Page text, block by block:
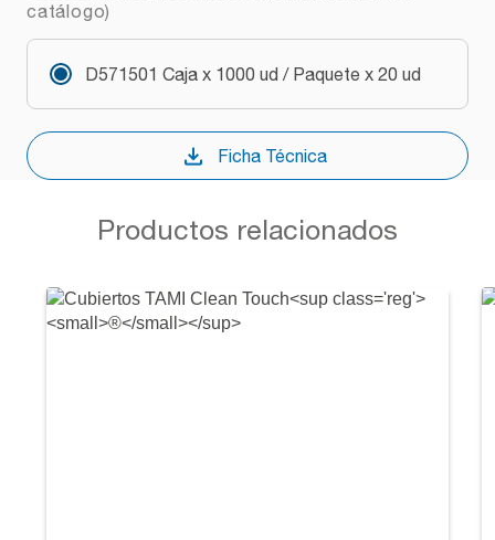
catálogo)
D571501 Caja x 1000 ud / Paquete x 20 ud
Ficha Técnica
Productos relacionados